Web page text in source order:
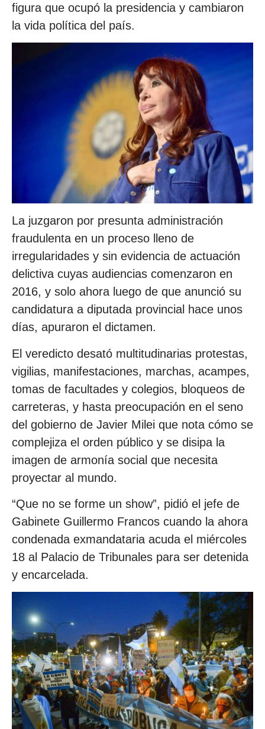
figura que ocupó la presidencia y cambiaron
la vida política del país.
La juzgaron por presunta administración
fraudulenta en un proceso lleno de
irregularidades y sin evidencia de actuación
delictiva cuyas audiencias comenzaron en
2016, y solo ahora luego de que anunció su
candidatura a diputada provincial hace unos
días, apuraron el dictamen.
El veredicto desató multitudinarias protestas,
vigilias, manifestaciones, marchas, acampes,
tomas de facultades y colegios, bloqueos de
carreteras, y hasta preocupación en el seno
del gobierno de Javier Milei que nota cómo se
complejiza el orden público y se disipa la
imagen de armonía social que necesita
proyectar al mundo.
“Que no se forme un show”, pidió el jefe de
Gabinete Guillermo Francos cuando la ahora
condenada exmandataria acuda el miércoles
18 al Palacio de Tribunales para ser detenida
y encarcelada.